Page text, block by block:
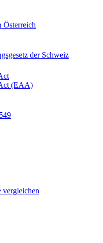
Österreich
der Schweiz
(EAA)
vergleichen